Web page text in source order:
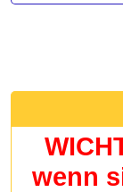
wenn